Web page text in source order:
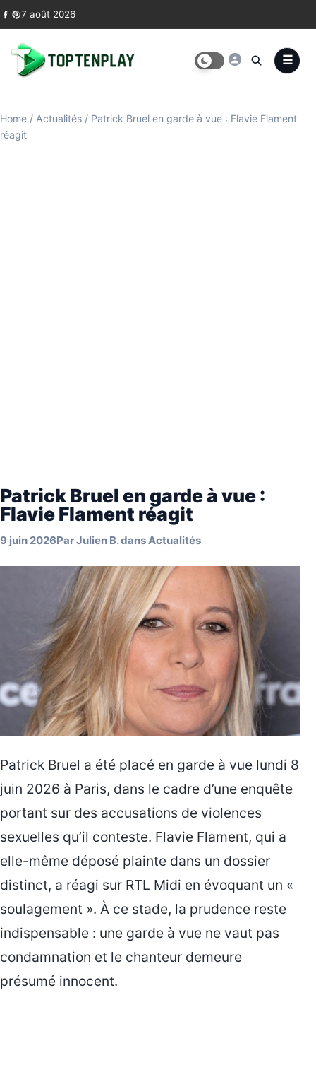
Skip to content
7 août 2026
Home / Actualités / Patrick Bruel en garde à vue : Flavie Flament
réagit
Patrick Bruel en garde à vue :
Flavie Flament réagit
9 juin 2026ParJulien B.dansActualités
Patrick Bruel a été placé en garde à vue lundi 8
juin 2026 à Paris, dans le cadre d’une enquête
portant sur des accusations de violences
sexuelles qu’il conteste. Flavie Flament, qui a
elle-même déposé plainte dans un dossier
distinct, a réagi sur RTL Midi en évoquant un «
soulagement ». À ce stade, la prudence reste
indispensable : une garde à vue ne vaut pas
condamnation et le chanteur demeure
présumé innocent.